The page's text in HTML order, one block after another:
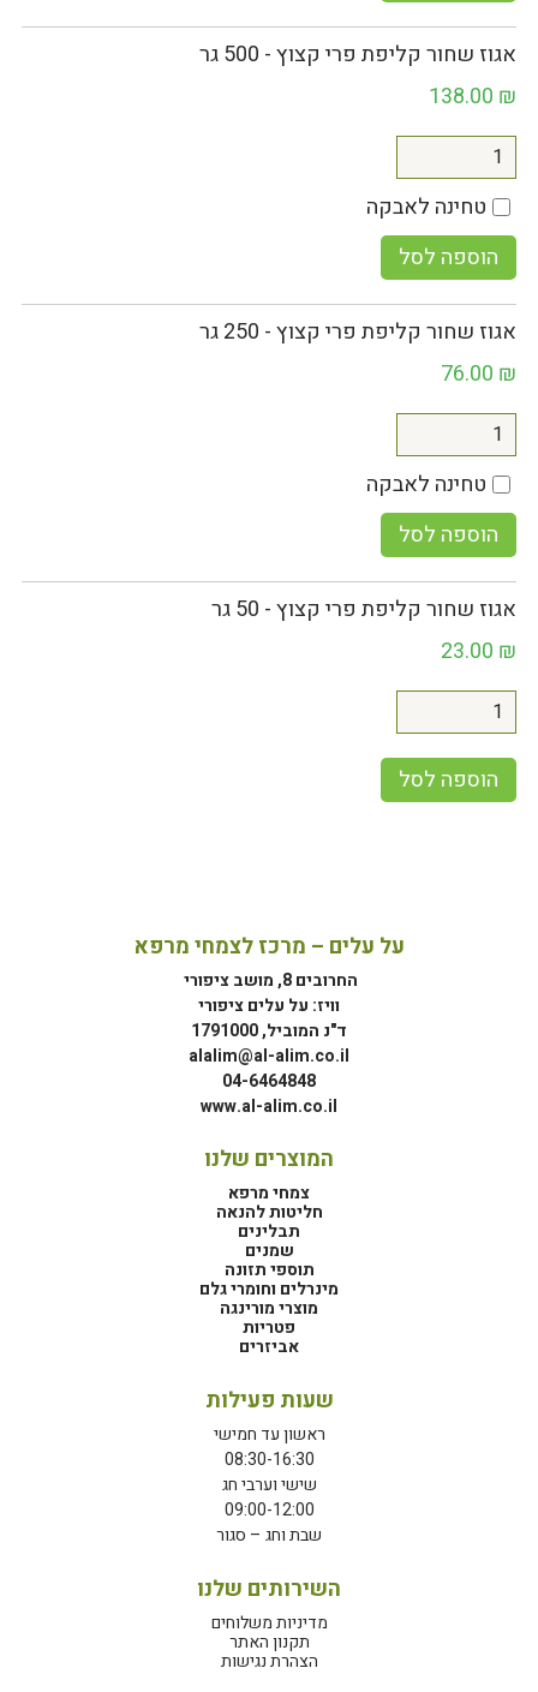
אגוז שחור קליפת פרי קצוץ - 500 גר
138.00 ₪
טחינה לאבקה
הוספה לסל
אגוז שחור קליפת פרי קצוץ - 250 גר
76.00 ₪
טחינה לאבקה
הוספה לסל
אגוז שחור קליפת פרי קצוץ - 50 גר
23.00 ₪
הוספה לסל
על עלים – מרכז לצמחי מרפא
החרובים 8, מושב ציפורי
וויז: על עלים ציפורי
ד"נ המוביל, 1791000
alalim@al-alim.co.il
04-6464848
www.al-alim.co.il
המוצרים שלנו
צמחי מרפא
חליטות להנאה
תבלינים
שמנים
תוספי תזונה
מינרלים וחומרי גלם
מוצרי מורינגה
פטריות
אביזרים
שעות פעילות
ראשון עד חמישי
08:30-16:30
שישי וערבי חג
09:00-12:00
שבת וחג – סגור
השירותים שלנו
מדיניות משלוחים
תקנון האתר
הצהרת נגישות